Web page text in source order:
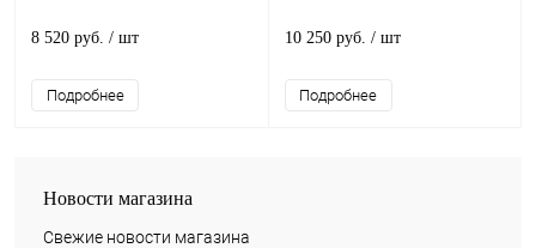
8 520 руб. / шт
Подробнее
10 250 руб. / шт
Подробнее
Новости магазина
Свежие новости магазина